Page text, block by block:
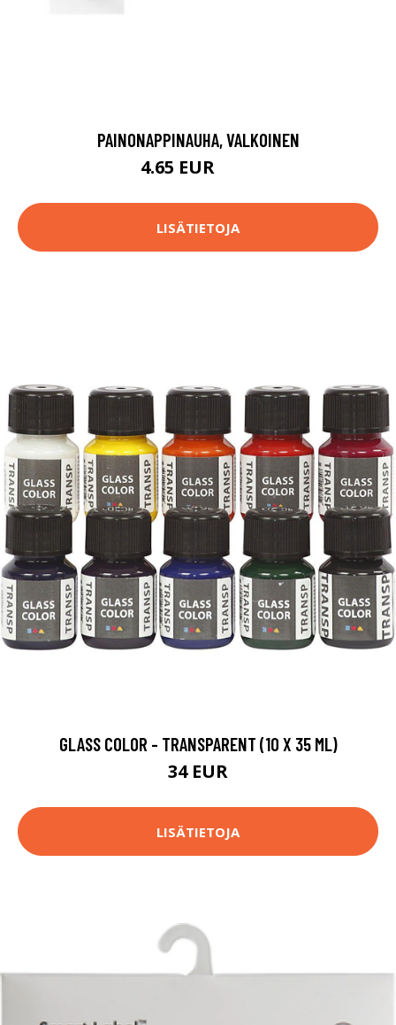
PAINONAPPINAUHA, VALKOINEN
4.65 EUR
LISÄTIETOJA
GLASS COLOR - TRANSPARENT (10 X 35 ML)
34 EUR
LISÄTIETOJA